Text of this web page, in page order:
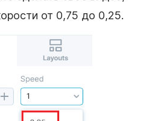
от 0,75 до 0,25.